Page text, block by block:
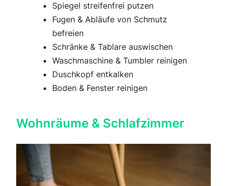
Spiegel streifenfrei putzen
Fugen & Abläufe von Schmutz
befreien
Schränke & Tablare auswischen
Waschmaschine & Tumbler reinigen
Duschkopf entkalken
Boden & Fenster reinigen
Wohnräume & Schlafzimmer